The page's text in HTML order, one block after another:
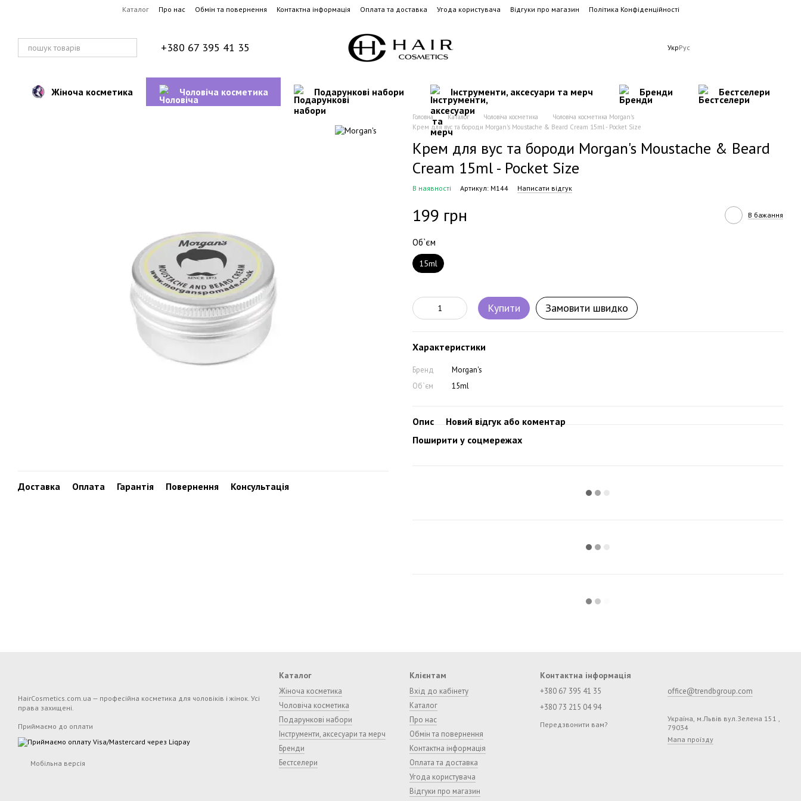
Перейти до основного контентуКаталог Про нас Обмін та повернення Контактна інформація Оплата та доставка Угода користувача Відгуки про магазин Політика Конфіденційності
+380 67 395 41 35 УкрРус
Жіноча косметика Чоловіча косметика Подарункові набори Інструменти, аксесуари та мерч Бренди Бестселери
Доставка Оплата Гарантія Повернення Консультація
Головна Каталог Чоловіча косметика
Чоловіча косметика Morgan's
Крем для вус та бороди Morgan's Moustache & Beard Cream 15ml - Pocket Size
Крем для вус та бороди Morgan's Moustache & Beard
Cream 15ml - Pocket Size
В наявності Артикул: M144 Написати відгук
199 грн В бажання
Об`єм
15ml
Купити Замовити швидко
Характеристики
Бренд
Morgan's
Об`єм
15ml
Опис
Новий відгук або коментар
Поширити у соцмережах
HairCosmetics.com.ua — професійна косметика для чоловіків і жінок. Усі
права захищені.
Приймаємо до оплати
Мобільна версія
Каталог
Жіноча косметика
Чоловіча косметика
Подарункові набори
Інструменти, аксесуари та мерч
Бренди
Бестселери
Клієнтам
Вхід до кабінету
Каталог
Про нас
Обмін та повернення
Контактна інформація
Оплата та доставка
Угода користувача
Відгуки про магазин
Контактна інформація
+380 67 395 41 35
+380 73 215 04 94
Передзвонити вам?
office@trendbgroup.com
Україна, м.Львів вул.Зелена 151 ,
79034
Мапа проїзду